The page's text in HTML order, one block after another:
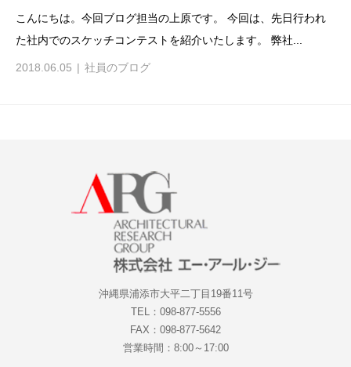
こんにちは。今回ブログ担当の上原です。 今回は、先日行われ
た社内でのスケッチコンテストを紹介いたします。 弊社...
2018.06.05 社員のブログ
沖縄県浦添市大平二丁目19番11号
TEL：098-877-5556
FAX：098-877-5642
営業時間：8:00～17:00